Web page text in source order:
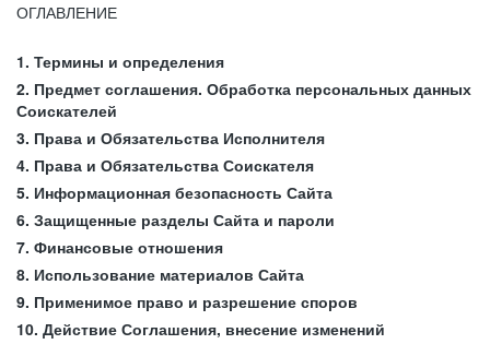
ОГЛАВЛЕНИЕ
1. Термины и определения
2. Предмет соглашения. Обработка персональных данных
Соискателей
3. Права и Обязательства Исполнителя
4. Права и Обязательства Соискателя
5. Информационная безопасность Сайта
6. Защищенные разделы Сайта и пароли
7. Финансовые отношения
8. Использование материалов Сайта
9. Применимое право и разрешение споров
10. Действие Соглашения, внесение изменений